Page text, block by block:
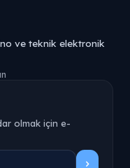
ve teknik elektronik
olmak için e-